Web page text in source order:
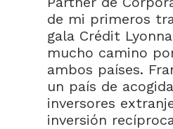
de mi primeros
gala Crédit
mucho camino
ambos países.
un país de
inversores
inversión